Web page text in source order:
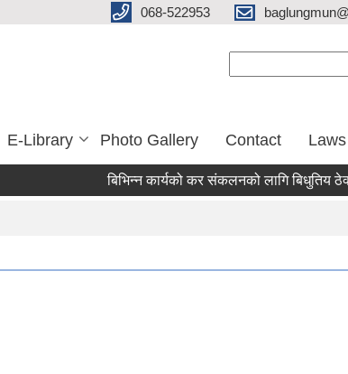
068-522953
E-Library Photo Gallery Contact
बिभिन्न कार्यको कर संकलनको लागि बिधुतिय ठेक्का